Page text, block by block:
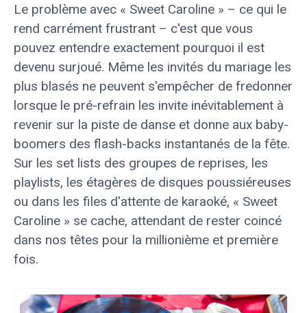
Le problème avec « Sweet Caroline » – ce qui le
rend carrément frustrant – c'est que vous
pouvez entendre exactement pourquoi il est
devenu surjoué. Même les invités du mariage les
plus blasés ne peuvent s'empêcher de fredonner
lorsque le pré-refrain les invite inévitablement à
revenir sur la piste de danse et donne aux baby-
boomers des flash-backs instantanés de la fête.
Sur les set lists des groupes de reprises, les
playlists, les étagères de disques poussiéreuses
ou dans les files d'attente de karaoké, « Sweet
Caroline » se cache, attendant de rester coincé
dans nos têtes pour la millionième et première
fois.